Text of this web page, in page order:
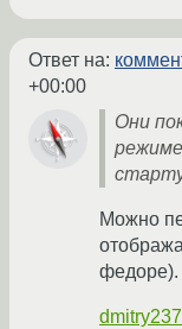
Ответ на:
+00:00
Они
Можно
федоре).
dmitry237